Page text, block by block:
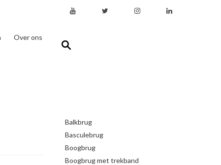
Over ons
Balkbrug
Basculebrug
Boogbrug
Boogbrug met trekband